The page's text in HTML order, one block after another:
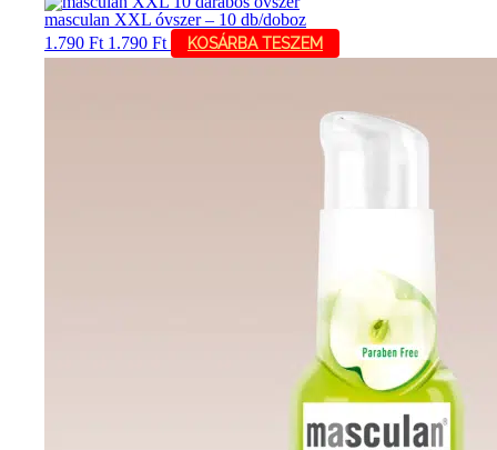
masculan XXL óvszer – 10 db/doboz
1.790 Ft 1.790 Ft KOSÁRBA TESZEM